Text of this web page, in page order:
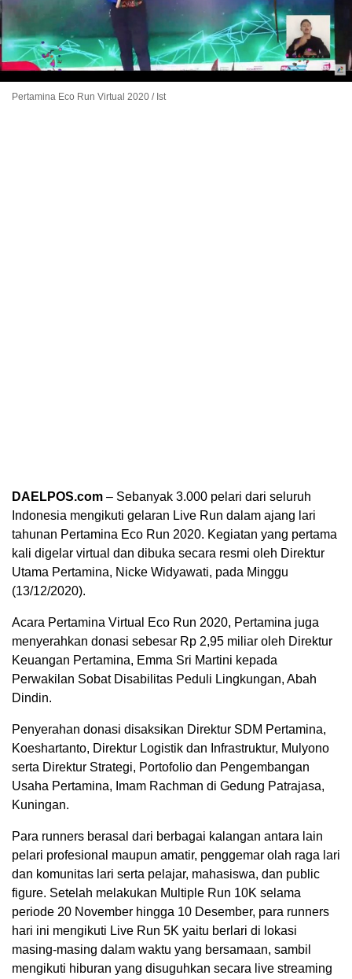
Pertamina Eco Run Virtual 2020 / Ist
DAELPOS.com – Sebanyak 3.000 pelari dari seluruh
Indonesia mengikuti gelaran Live Run dalam ajang lari
tahunan Pertamina Eco Run 2020. Kegiatan yang pertama
kali digelar virtual dan dibuka secara resmi oleh Direktur
Utama Pertamina, Nicke Widyawati, pada Minggu
(13/12/2020).
Acara Pertamina Virtual Eco Run 2020, Pertamina juga
menyerahkan donasi sebesar Rp 2,95 miliar oleh Direktur
Keuangan Pertamina, Emma Sri Martini kepada
Perwakilan Sobat Disabilitas Peduli Lingkungan, Abah
Dindin.
Penyerahan donasi disaksikan Direktur SDM Pertamina,
Koeshartanto, Direktur Logistik dan Infrastruktur, Mulyono
serta Direktur Strategi, Portofolio dan Pengembangan
Usaha Pertamina, Imam Rachman di Gedung Patrajasa,
Kuningan.
Para runners berasal dari berbagai kalangan antara lain
pelari profesional maupun amatir, penggemar olah raga lari
dan komunitas lari serta pelajar, mahasiswa, dan public
figure. Setelah melakukan Multiple Run 10K selama
periode 20 November hingga 10 Desember, para runners
hari ini mengikuti Live Run 5K yaitu berlari di lokasi
masing-masing dalam waktu yang bersamaan, sambil
mengikuti hiburan yang disuguhkan secara live streaming